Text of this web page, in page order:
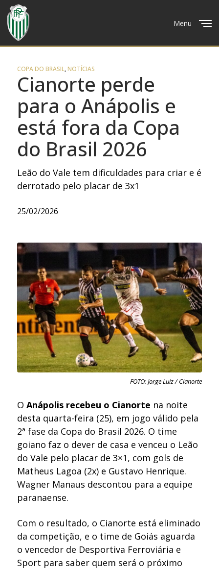
Menu
COPA DO BRASIL,NOTÍCIAS
Cianorte perde
para o Anápolis e
está fora da Copa
do Brasil 2026
Leão do Vale tem dificuldades para criar e é
derrotado pelo placar de 3x1
25/02/2026
FOTO: Jorge Luiz / Cianorte
OAnápolis recebeu o Cianorte na noite
desta quarta-feira (25), em jogo válido pela
2ª fase da Copa do Brasil 2026. O time
goiano faz o dever de casa e venceu o Leão
do Vale pelo placar de 3×1, com gols de
Matheus Lagoa (2x) e Gustavo Henrique.
Wagner Manaus descontou para a equipe
paranaense.
Com o resultado, o Cianorte está eliminado
da competição, e o time de Goiás aguarda
o vencedor de Desportiva Ferroviária e
Sport para saber quem será o próximo